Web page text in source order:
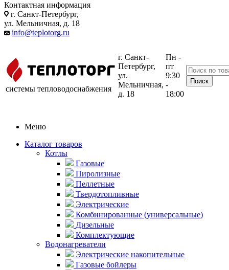
Контактная информация
г. Санкт-Петербург,
ул. Мельничная, д. 18
info@teplotorg.ru
системы тепловодоснабжения
г. Санкт-
Петербург,
ул.
Мельничная,
д. 18
Пн -
пт
9:30
-
18:00
Меню
Каталог товаров
Котлы
Газовые
Пиролизные
Пеллетные
Твердотопливные
Электрические
Комбинированные (универсальные)
Дизельные
Комплектующие
Водонагреватели
Электрические накопительные
Газовые бойлеры